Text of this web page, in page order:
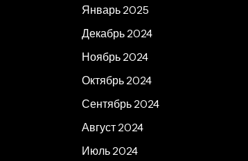
Январь 2025
Декабрь 2024
Ноябрь 2024
Октябрь 2024
Сентябрь 2024
Август 2024
Июль 2024